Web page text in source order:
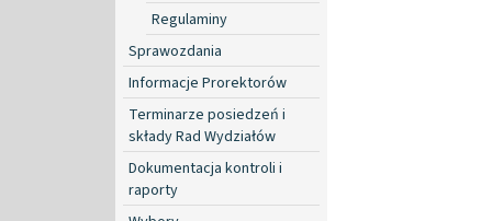
Regulaminy
Sprawozdania
Informacje Prorektorów
Terminarze posiedzeń i
składy Rad Wydziałów
Dokumentacja kontroli i
raporty